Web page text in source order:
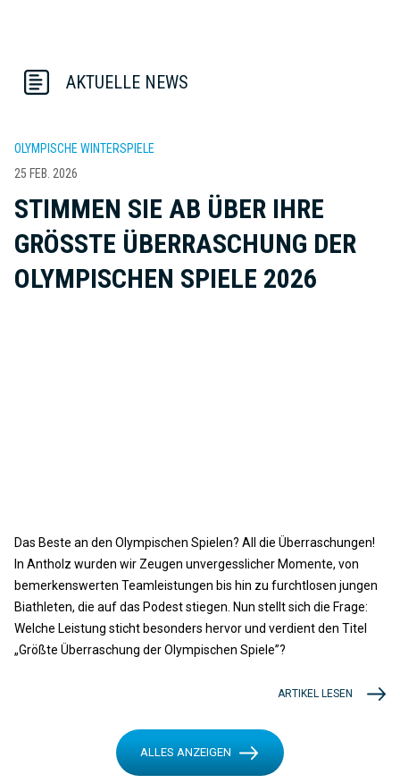
AKTUELLE NEWS
OLYMPISCHE WINTERSPIELE
25 FEB. 2026
STIMMEN SIE AB ÜBER IHRE
GRÖSSTE ÜBERRASCHUNG DER O
LYMPISCHEN SPIELE 2026
Das Beste an den Olympischen Spielen? All die Überraschungen!
In Antholz wurden wir Zeugen unvergesslicher Momente, von
bemerkenswerten Teamleistungen bis hin zu furchtlosen jungen
Biathleten, die auf das Podest stiegen. Nun stellt sich die Frage:
Welche Leistung sticht besonders hervor und verdient den Titel
„Größte Überraschung der Olympischen Spiele”?
ARTIKEL LESEN
ALLES ANZEIGEN